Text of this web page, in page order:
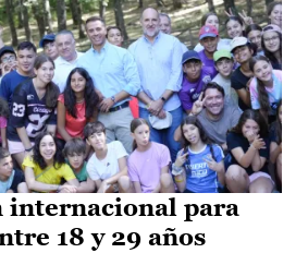
internacional para
18 y 29 años